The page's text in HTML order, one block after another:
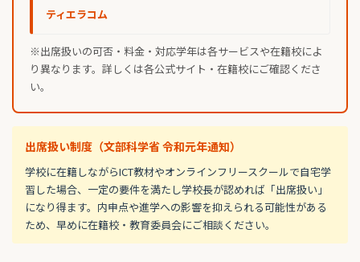
ティエラコム
※出席扱いの可否・料金・対応学年は各サービスや在籍校によ
り異なります。詳しくは各公式サイト・在籍校にご確認くださ
い。
出席扱い制度（文部科学省 令和元年通知）
学校に在籍しながらICT教材やオンラインフリースクールで自宅学
習した場合、一定の要件を満たし学校長が認めれば「出席扱い」
になり得ます。内申点や進学への影響を抑えられる可能性がある
ため、早めに在籍校・教育委員会にご相談ください。